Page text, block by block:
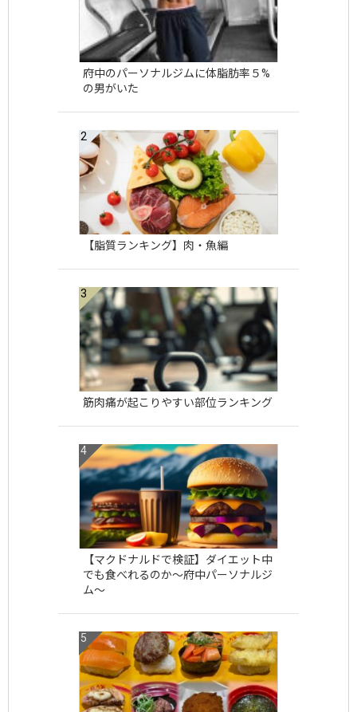
府中のパーソナルジムに体脂肪率５%
の男がいた
【脂質ランキング】肉・魚編
筋肉痛が起こりやすい部位ランキング
【マクドナルドで検証】ダイエット中
でも食べれるのか〜府中パーソナルジ
ム〜